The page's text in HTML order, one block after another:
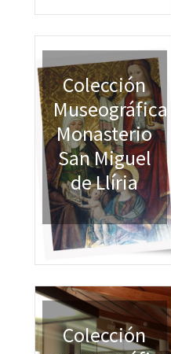
Colección
Museográfica
Monasterio
San Miguel
de Llíria
Colección